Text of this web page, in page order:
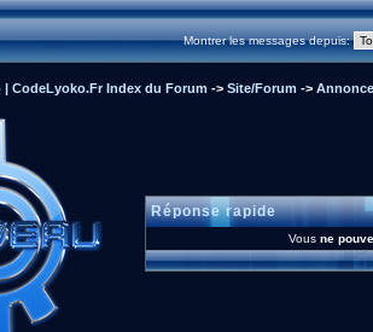
Montrer les messages depuis:
CodeLyoko.Fr Index du Forum -> Site/Forum ->
Réponse rapide
Vous ne